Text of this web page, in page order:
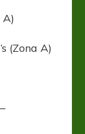
A)
(Zona A)